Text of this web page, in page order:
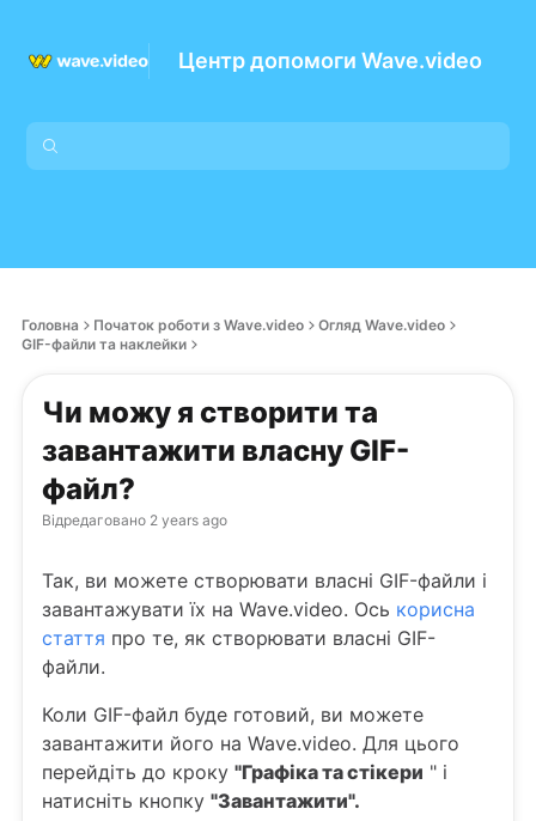
Центр допомоги Wave.video
Головна Початок роботи з Wave.video
Огляд Wave.video
GIF-файли та наклейки
Чи можу я створити та
завантажити власну GIF-
файл?
Відредаговано 2 years ago
Так, ви можете створювати власні GIF-файли і
завантажувати їх на Wave.video. Ось корисна
стаття про те, як створювати власні GIF-
файли.
Коли GIF-файл буде готовий, ви можете
завантажити його на Wave.video. Для цього
перейдіть до кроку "Графіка та стікери " і
натисніть кнопку "Завантажити".